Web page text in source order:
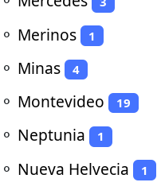
⚬ Merinos 1
⚬ Minas 4
⚬ Montevideo 19
⚬ Neptunia 1
⚬ Nueva Helvecia 1